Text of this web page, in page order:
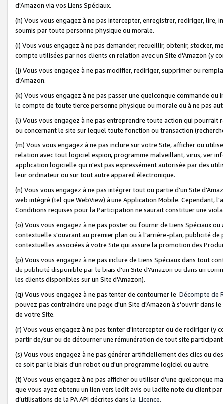
d'Amazon via vos Liens Spéciaux.
(h) Vous vous engagez à ne pas intercepter, enregistrer, rediriger,
soumis par toute personne physique ou morale.
(i) Vous vous engagez à ne pas demander, recueillir, obtenir, stocker,
compte utilisées par nos clients en relation avec un Site d'Amazon (y
(j) Vous vous engagez à ne pas modifier, rediriger, supprimer ou
d'Amazon.
(k) Vous vous engagez à ne pas passer une quelconque commande
le compte de toute tierce personne physique ou morale ou à ne pas
(l) Vous vous engagez à ne pas entreprendre toute action qui
ou concernant le site sur lequel toute fonction ou transaction
(m) Vous vous engagez à ne pas inclure sur votre Site, afficher ou
relation avec tout logiciel espion, programme malveillant, virus, ver
application logicielle qui n'est pas expressément autorisée par des
leur ordinateur ou sur tout autre appareil électronique.
(n) Vous vous engagez à ne pas intégrer tout ou partie d'un Site
web intégré (tel que WebView) à une Application Mobile. Cependant,
Conditions requises pour la Participation ne saurait constituer une
(o) Vous vous engagez à ne pas poster ou fournir de Liens Spéciaux
contextuelle s'ouvrant au premier plan ou à l'arrière-plan, publicité
contextuelles associées à votre Site qui assure la promotion des
(p) Vous vous engagez à ne pas inclure de Liens Spéciaux dans tout
de publicité disponible par le biais d'un Site d'Amazon ou dans un
les clients disponibles sur un Site d'Amazon).
(q) Vous vous engagez à ne pas tenter de contourner le Décompte de
pouvez pas contraindre une page d'un Site d'Amazon à s'ouvrir dans
de votre Site.
(r) Vous vous engagez à ne pas tenter d'intercepter ou de rediriger
partir de/sur ou de détourner une rémunération de tout site
(s) Vous vous engagez à ne pas générer artificiellement des clics ou
ce soit par le biais d'un robot ou d'un programme logiciel ou autre.
(t) Vous vous engagez à ne pas afficher ou utiliser d’une quelconque
que vous ayez obtenu un lien vers ledit avis ou ladite note du client
d’utilisations de la PA API décrites dans la Licence.